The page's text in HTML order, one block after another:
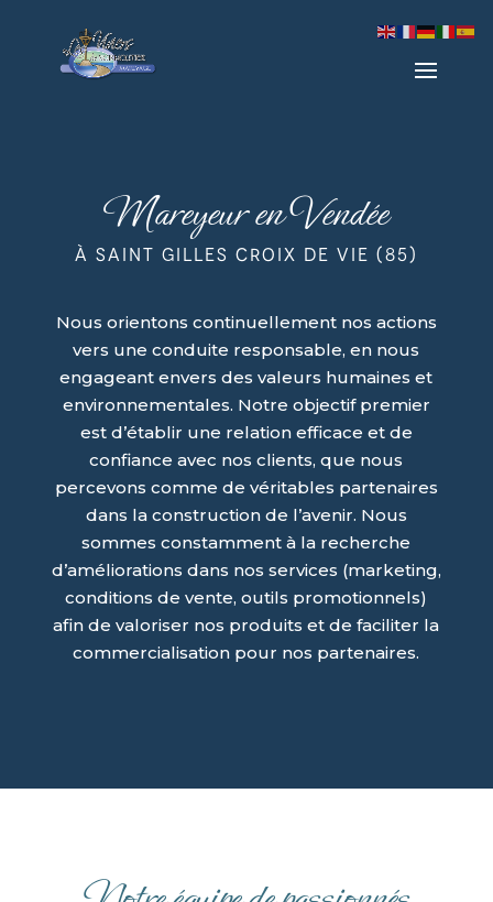
Mareyeur en Vendée
À Saint Gilles Croix de Vie (85)
Nous orientons continuellement nos actions
vers une conduite responsable, en nous
engageant envers des valeurs humaines et
environnementales. Notre objectif premier
est d’établir une relation efficace et de
confiance avec nos clients, que nous
percevons comme de véritables partenaires
dans la construction de l’avenir. Nous
sommes constamment à la recherche
d’améliorations dans nos services (marketing,
conditions de vente, outils promotionnels)
afin de valoriser nos produits et de faciliter la
commercialisation pour nos partenaires.